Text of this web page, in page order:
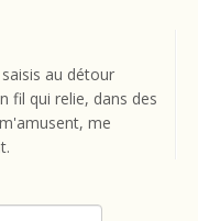
au détour
fil qui relie, dans des
me